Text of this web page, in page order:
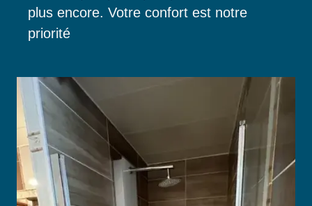
plus encore. Votre confort est notre
priorité